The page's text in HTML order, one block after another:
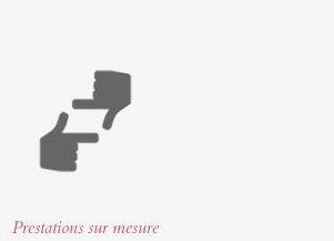
Prestations sur mesure